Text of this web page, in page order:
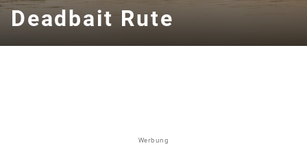
Deadbait Rute
Werbung